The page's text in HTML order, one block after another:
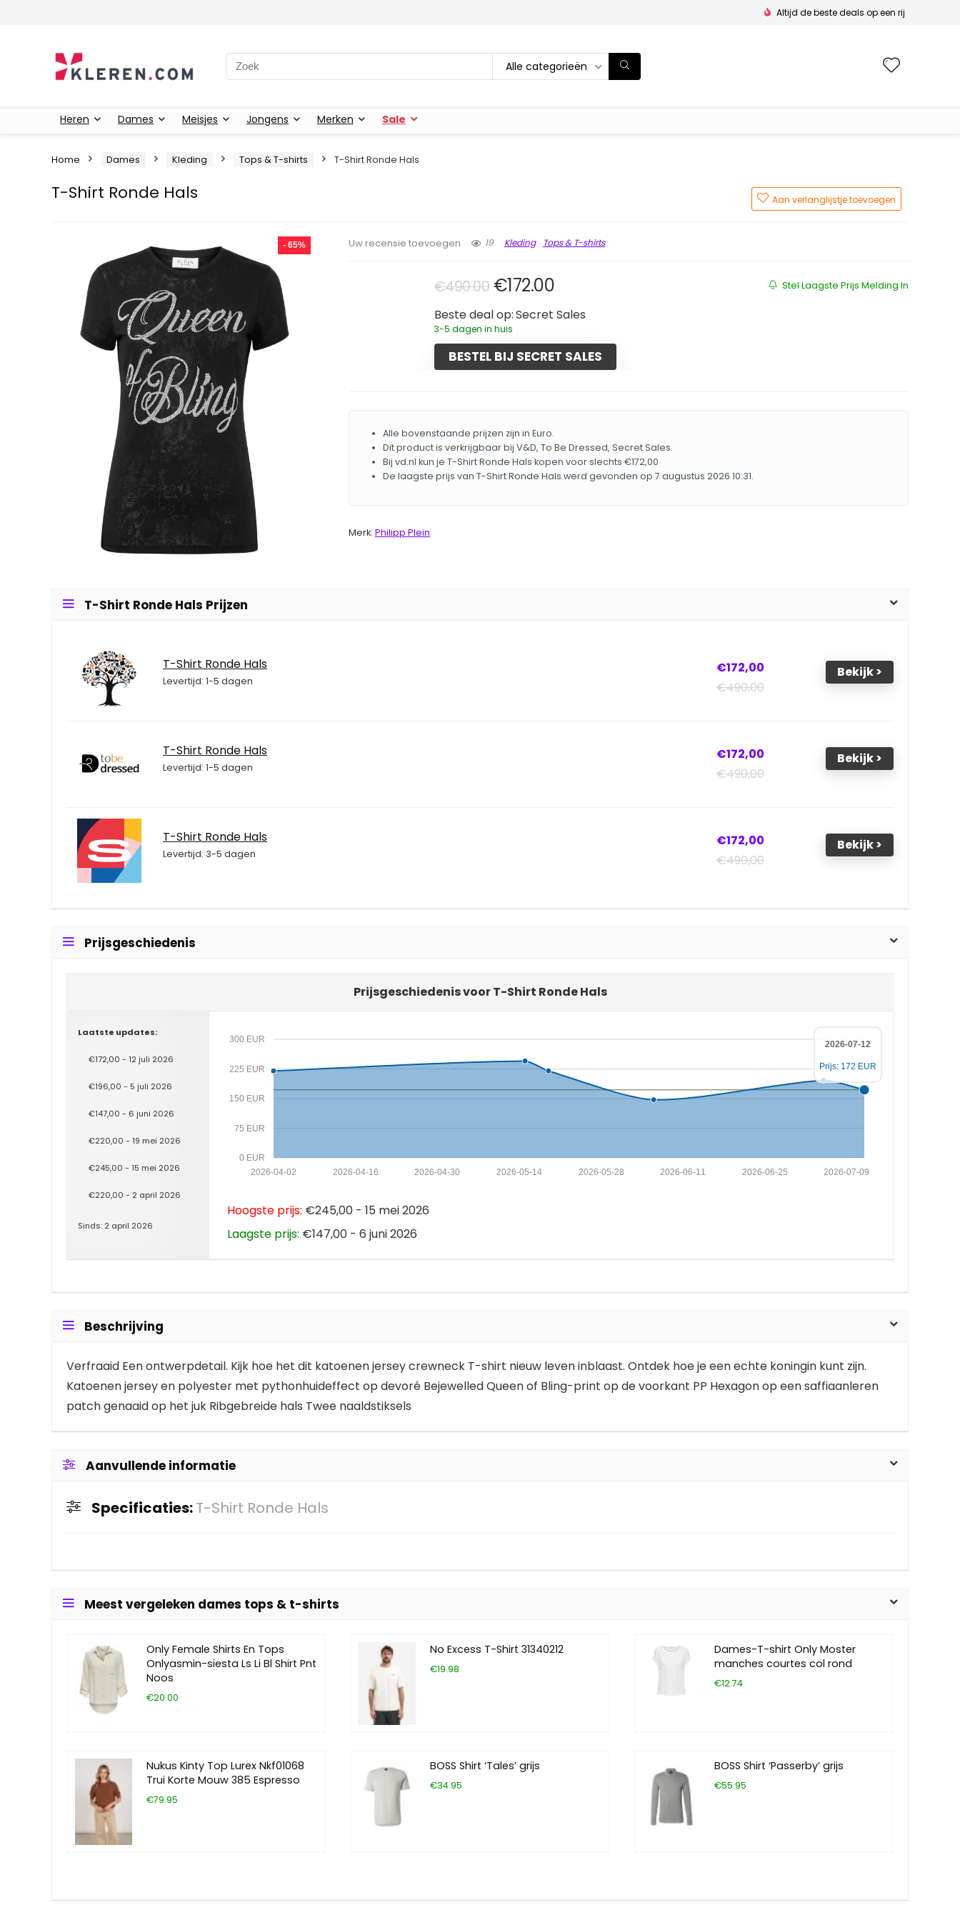
Altijd de beste deals op een rij
Zoeken naar: Alle categorieën
Heren Dames Meisjes Jongens Merken Sale
Home Dames Kleding Tops & T-shirts T-Shirt Ronde Hals
T-Shirt Ronde Hals Aan verlanglijstje toevoegen
- 65% Uw recensie toevoegen 19 Kleding Tops & T-shirts
Stel Laagste Prijs Melding In
€490.00 Oorspronkelijke prijs was: €490.00.
€172.00Huidige prijs is: €172.00.
Beste deal op: Secret Sales
3-5 dagen in huis
BESTEL BIJ SECRET SALES
Alle bovenstaande prijzen zijn in Euro.
Dit product is verkrijgbaar bij V&D, To Be Dressed, Secret Sales.
Bij vd.nl kun je T-Shirt Ronde Hals kopen voor slechts €172,00
De laagste prijs van T-Shirt Ronde Hals werd gevonden op 7 augustus 2026 10:31.
Merk: Philipp Plein
T-Shirt Ronde Hals Prijzen
T-Shirt Ronde Hals
Levertijd: 1-5 dagen
€172,00
€490,00
Bekijk >
T-Shirt Ronde Hals
Levertijd: 1-5 dagen
€172,00
€490,00
Bekijk >
T-Shirt Ronde Hals
Levertijd: 3-5 dagen
€172,00
€490,00
Bekijk >
Prijsgeschiedenis
Prijsgeschiedenis voor T-Shirt Ronde Hals
Laatste updates:
€172,00 - 12 juli 2026
€196,00 - 5 juli 2026
€147,00 - 6 juni 2026
€220,00 - 19 mei 2026
€245,00 - 15 mei 2026
€220,00 - 2 april 2026
Sinds: 2 april 2026
0 EUR
75 EUR
150 EUR
225 EUR
300 EUR
2026-07-09
2026-06-25
2026-06-11
2026-05-28
2026-05-14
2026-04-30
2026-04-16
2026-04-02
2026-07-12
Prijs: 172 EUR
Hoogste prijs: €245,00 - 15 mei 2026
Laagste prijs: €147,00 - 6 juni 2026
Beschrijving
Verfraaid Een ontwerpdetail. Kijk hoe het dit katoenen jersey crewneck T-shirt nieuw leven inblaast. Ontdek hoe je een echte koningin kunt zijn.
Katoenen jersey en polyester met pythonhuideffect op devoré Bejewelled Queen of Bling-print op de voorkant PP Hexagon op een saffiaanleren
patch genaaid op het juk Ribgebreide hals Twee naaldstiksels
Aanvullende informatie
Specificaties:T-Shirt Ronde Hals
Meest vergeleken dames tops & t-shirts
Only Female Shirts En Tops
Onlyasmin-siesta Ls Li Bl Shirt Pnt
Noos
€20.00
No Excess T-Shirt 31340212
€19.98
Dames-T-shirt Only Moster
manches courtes col rond
€12.74
Nukus Kinty Top Lurex Nkf01068
Trui Korte Mouw 385 Espresso
€79.95
BOSS Shirt ‘Tales’ grijs
€34.95
BOSS Shirt ‘Passerby’ grijs
€55.95